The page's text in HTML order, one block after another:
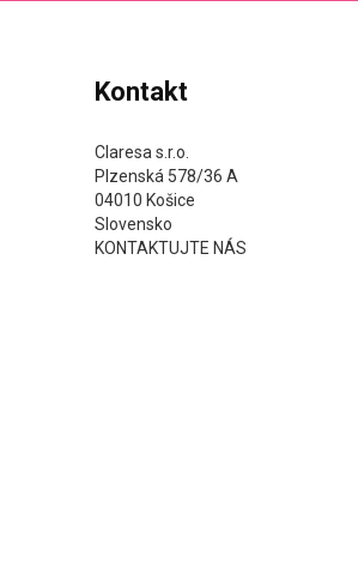
Kontakt
Claresa s.r.o.
Plzenská 578/36 A
04010 Košice
Slovensko
KONTAKTUJTE NÁS